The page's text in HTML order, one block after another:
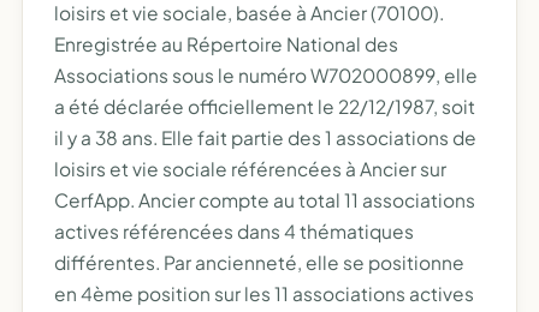
loisirs et vie sociale, basée à Ancier (70100).
Enregistrée au Répertoire National des
Associations sous le numéro W702000899, elle
a été déclarée officiellement le 22/12/1987, soit
il y a 38 ans. Elle fait partie des 1 associations de
loisirs et vie sociale référencées à Ancier sur
CerfApp. Ancier compte au total 11 associations
actives référencées dans 4 thématiques
différentes. Par ancienneté, elle se positionne
en 4ème position sur les 11 associations actives